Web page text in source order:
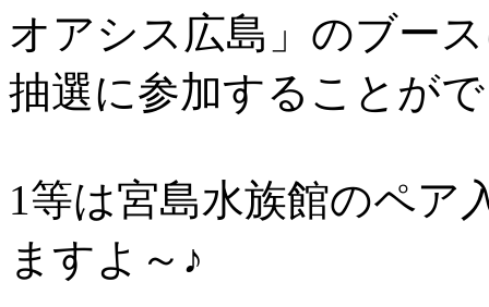
オアシス広島」のブー
抽選に参加することが
1等は宮島水族館のペア
ますよ～♪